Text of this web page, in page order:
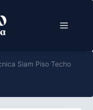
Menú
Siam Piso Techo